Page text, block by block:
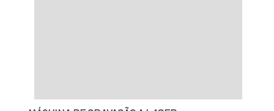
máquinas e equipamentos industriais.